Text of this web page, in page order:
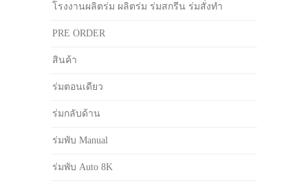
โรงงานผลิตร่ม ผลิตร่ม ร่มสกรีน ร่มสั่งทำ
PRE ORDER
สินค้า
ร่มตอนเดียว
ร่มกลับด้าน
ร่มพับ Manual
ร่มพับ Auto 8K